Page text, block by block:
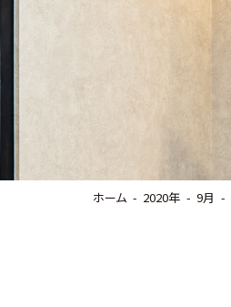
ホーム 2020年 9月